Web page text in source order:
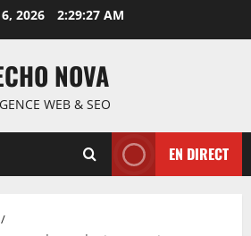
2026 2:29:28 AM
NOVA
WEB & SEO
EN DIRECT